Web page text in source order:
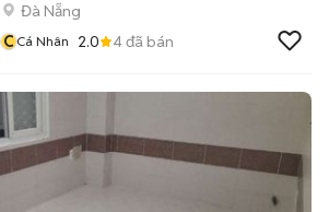
Đà Nẵng
CCá Nhân 2.0 4đã bán